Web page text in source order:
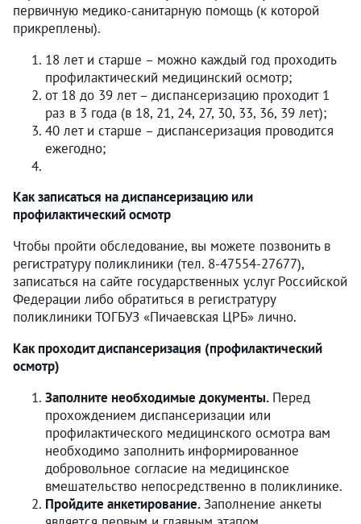
первичную медико-санитарную помощь (к которой
прикреплены).
18 лет и старше – можно каждый год проходить
профилактический медицинский осмотр;
от 18 до 39 лет – диспансеризацию проходит 1
раз в 3 года (в 18, 21, 24, 27, 30, 33, 36, 39 лет);
40 лет и старше – диспансеризация проводится
ежегодно;
Как записаться на диспансеризацию или
профилактический осмотр
Чтобы пройти обследование, вы можете позвонить в
регистратуру поликлиники (тел. 8-47554-27677),
записаться на сайте государственных услуг Российской
Федерации либо обратиться в регистратуру
поликлиники ТОГБУЗ «Пичаевская ЦРБ» лично.
Как проходит диспансеризация (профилактический
осмотр)
Заполните необходимые документы. Перед
прохождением диспансеризации или
профилактического медицинского осмотра вам
необходимо заполнить информированное
добровольное согласие на медицинское
вмешательство непосредственно в поликлинике.
Пройдите анкетирование. Заполнение анкеты